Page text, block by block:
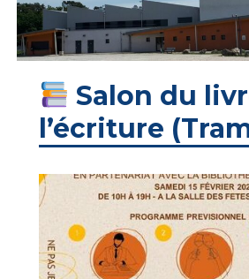
Salon du
l’écriture